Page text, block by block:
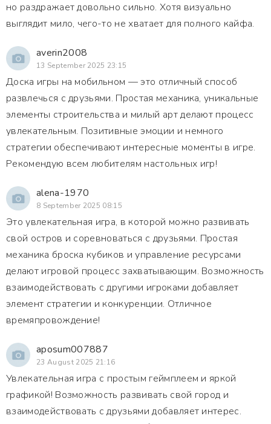
но раздражает довольно сильно. Хотя визуально
выглядит мило, чего-то не хватает для полного кайфа.
averin2008
13 September 2025 23:15
Доска игры на мобильном — это отличный способ
развлечься с друзьями. Простая механика, уникальные
элементы строительства и милый арт делают процесс
увлекательным. Позитивные эмоции и немного
стратегии обеспечивают интересные моменты в игре.
Рекомендую всем любителям настольных игр!
alena-1970
8 September 2025 08:15
Это увлекательная игра, в которой можно развивать
свой остров и соревноваться с друзьями. Простая
механика броска кубиков и управление ресурсами
делают игровой процесс захватывающим. Возможность
взаимодействовать с другими игроками добавляет
элемент стратегии и конкуренции. Отличное
времяпровождение!
aposum007887
23 August 2025 21:16
Увлекательная игра с простым геймплеем и яркой
графикой! Возможность развивать свой город и
взаимодействовать с друзьями добавляет интерес.